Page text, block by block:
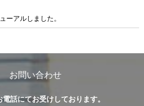
ーアルしました。
お問い合わせ
話にてお受けしております。